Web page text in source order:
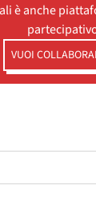
è anche
VUOI